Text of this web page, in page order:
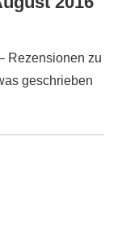
Rezensionen zu
geschrieben